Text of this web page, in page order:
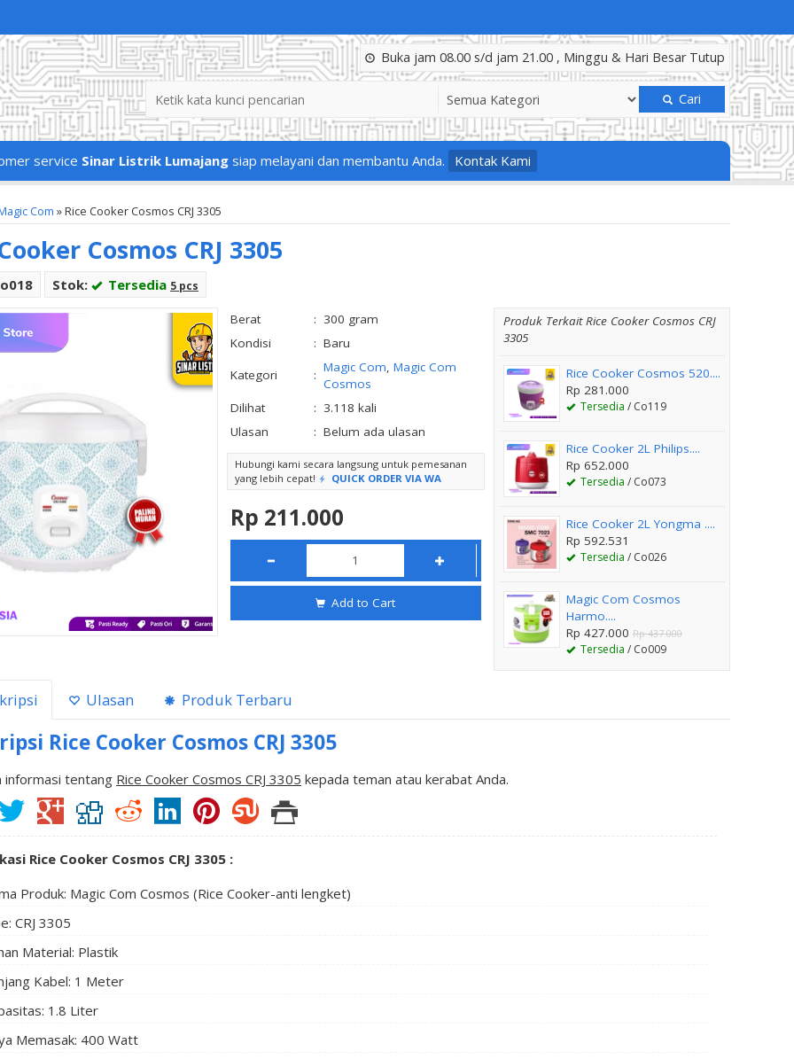
Buka jam 08.00 s/d jam 21.00 , Minggu & Hari Besar Tutup
Cari
service Sinar Listrik Lumajang siap melayani dan membantu Anda. Kontak Kami
Com »Rice Cooker Cosmos CRJ 3305
Cosmos CRJ 3305
Stok: Tersedia 5 pcs
Berat : 300 gram
Kondisi
: Baru
Kategori
: Magic Com, Magic Com
Cosmos
Dilihat
: 3.118 kali
Ulasan
: Belum ada ulasan
Hubungi kami secara langsung untuk pemesanan
yang lebih cepat!
QUICK ORDER VIA WA
Rp 211.000
Add to Cart
Produk Terkait Rice Cooker Cosmos CRJ
3305
Rice Cooker Cosmos 520....
Rp 281.000
Tersedia / Co119
Rice Cooker 2L Philips....
Rp 652.000
Tersedia / Co073
Rice Cooker 2L Yongma ....
Rp 592.531
Tersedia / Co026
Magic Com Cosmos
Harmo....
Rp 427.000 Rp 437.000
Tersedia / Co009
Ulasan Produk Terbaru
Rice Cooker Cosmos CRJ 3305
informasi tentang Rice Cooker Cosmos CRJ 3305 kepada teman atau kerabat Anda.
Rice Cooker Cosmos CRJ 3305 :
Produk: Magic Com Cosmos (Rice Cooker-anti lengket)
CRJ 3305
Material: Plastik
Kabel: 1 Meter
1.8 Liter
Memasak: 400 Watt